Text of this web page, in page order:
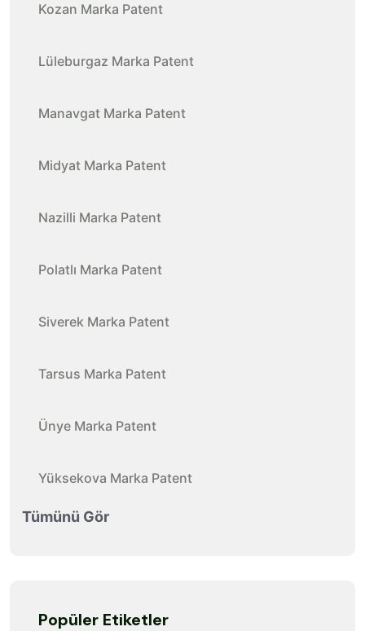
Kozan Marka Patent
Lüleburgaz Marka Patent
Manavgat Marka Patent
Midyat Marka Patent
Nazilli Marka Patent
Polatlı Marka Patent
Siverek Marka Patent
Tarsus Marka Patent
Ünye Marka Patent
Yüksekova Marka Patent
Tümünü Gör
Popüler Etiketler